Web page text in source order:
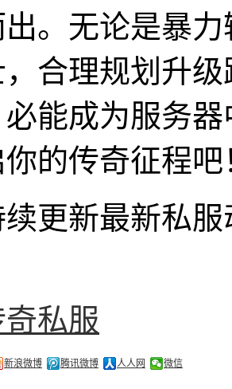
。无论是暴
合理规划升
能成为服务
的传奇征程吧
续更新最新私
私服
新浪微博 腾讯微博 人人网 微信